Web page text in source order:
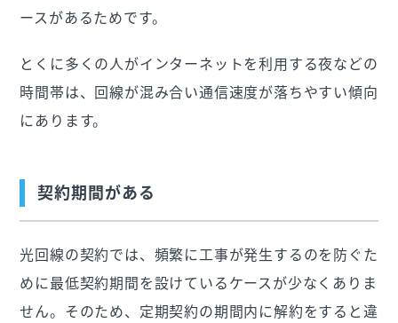
ースがあるためです。
とくに多くの人がインターネットを利用する夜などの
時間帯は、回線が混み合い通信速度が落ちやすい傾向
にあります。
契約期間がある
光回線の契約では、頻繁に工事が発生するのを防ぐた
めに最低契約期間を設けているケースが少なくありま
せん。そのため、定期契約の期間内に解約をすると違